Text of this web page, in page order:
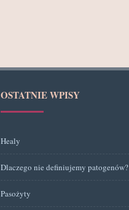
OSTATNIE WPISY
Healy
Dlaczego nie definiujemy patogenów?
Pasożyty